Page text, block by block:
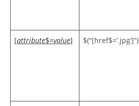
[attribute$=value] $(“[href$=’.jpg’]”)